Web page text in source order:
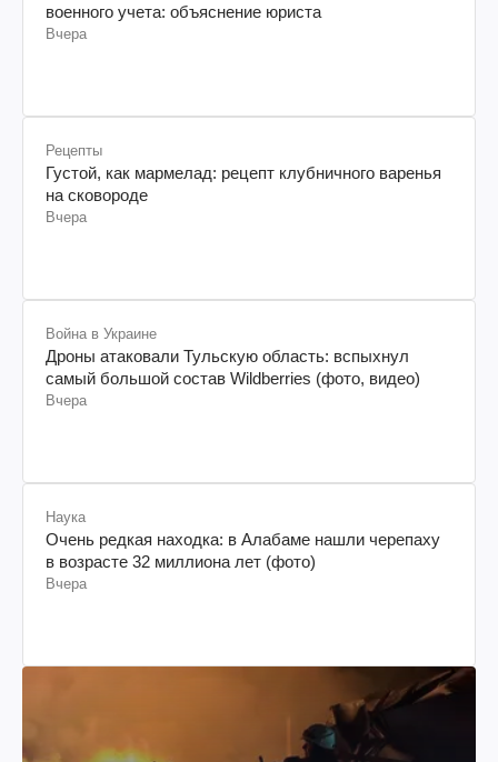
военного учета: объяснение юриста
Вчера
Рецепты
Густой, как мармелад: рецепт клубничного варенья
на сковороде
Вчера
Война в Украине
Дроны атаковали Тульскую область: вспыхнул
самый большой состав Wildberries (фото, видео)
Вчера
Наука
Очень редкая находка: в Алабаме нашли черепаху
в возрасте 32 миллиона лет (фото)
Вчера